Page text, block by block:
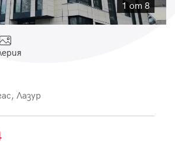
1 от 8
Лазур
Забравена парола